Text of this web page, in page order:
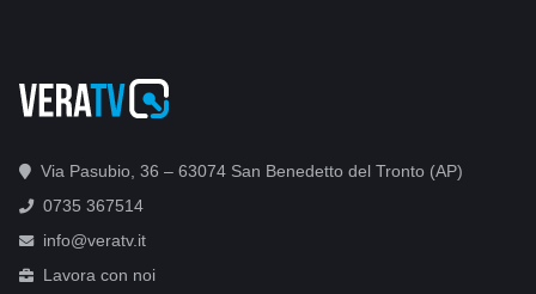
Via Pasubio, 36 – 63074 San Benedetto del Tronto (AP)
0735 367514
info@veratv.it
Lavora con noi